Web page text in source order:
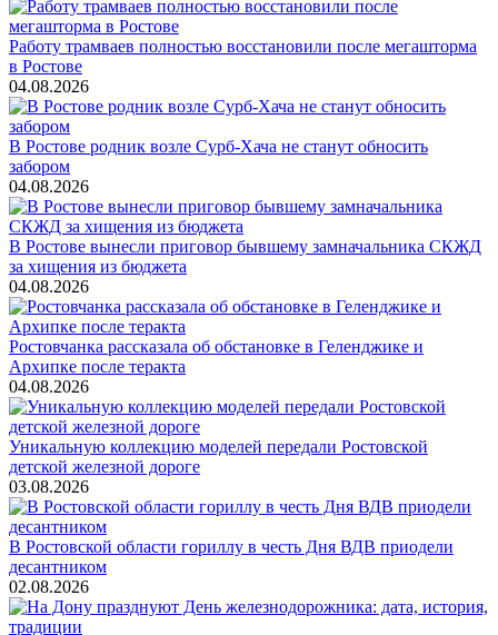
Работу трамваев полностью восстановили после мегашторма
в Ростове
04.08.2026
В Ростове родник возле Сурб-Хача не станут обносить
забором
04.08.2026
В Ростове вынесли приговор бывшему замначальника СКЖД
за хищения из бюджета
04.08.2026
Ростовчанка рассказала об обстановке в Геленджике и
Архипке после теракта
04.08.2026
Уникальную коллекцию моделей передали Ростовской
детской железной дороге
03.08.2026
В Ростовской области гориллу в честь Дня ВДВ приодели
десантником
02.08.2026